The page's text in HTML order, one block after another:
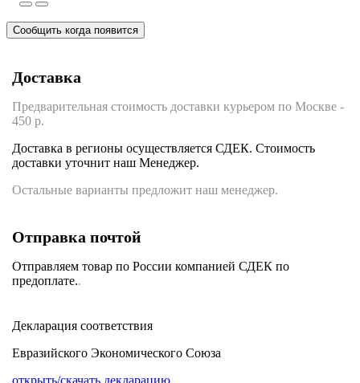
Сообщить когда появится
Доставка
Предварительная стоимость доставки курьером по Москве -
450 р.
Доставка в регионы осуществляется СДЕК. Стоимость
доставки уточнит наш Менеджер.
Остальные варианты предложит наш менеджер.
Отправка почтой
Отправляем товар по России компанией СДЕК по
предоплате..
Декларация соответствия
Евразийского Экономического Союза
открыть/скачать декларацию